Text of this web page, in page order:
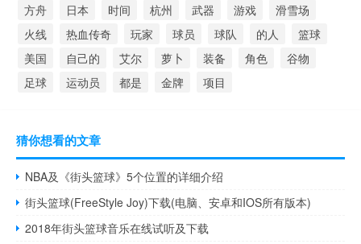
方舟
日本 时间 杭州 武器 游戏
滑雪场
火线
热血传奇 玩家 球员 球队 的人
篮球
美国
自己的 艾尔 萝卜 装备 角色
谷物
足球
运动员 都是 金牌 项目
猜你想看的文章
NBA及《街头篮球》5个位置的详细介绍
街头篮球(FreeStyle Joy)下载(电脑、安卓和IOS所有版本)
2018年街头篮球音乐在线试听及下载